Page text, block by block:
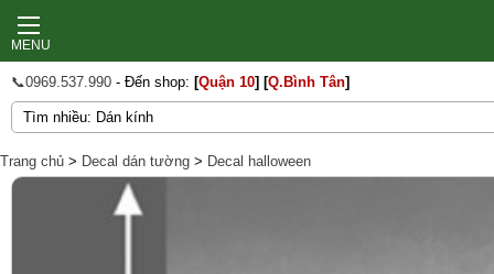
MENU
📞0969.537.990 - Đến shop: [Quận 10] [Q.Bình Tân]
Trang chủ > Decal dán tường > Decal halloween